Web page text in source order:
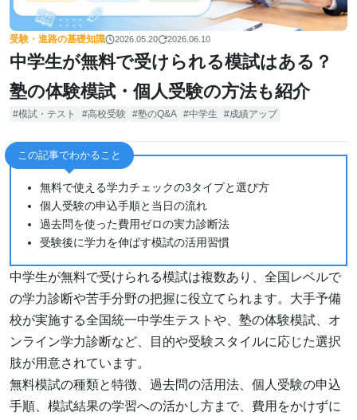
受験・進路の基礎知識 2026.05.20 2026.06.10
中学生が無料で受けられる模試はある？
塾の体験模試・個人受験の方法も紹介
模試・テスト 高校受験 塾のQ&A 中学生 成績アップ
この記事でわかること
無料で使える学力チェックの3タイプと選び方
個人受験の申込手順と当日の流れ
過去問を使った費用ゼロの実力診断法
受験後に学力を伸ばす模試の活用習慣
中学生が無料で受けられる模試は複数あり、全国レベルで
の学力診断や苦手分野の把握に役立てられます。大手予備
校が実施する全国統一中学生テストや、塾の体験模試、オ
ンライン学力診断など、目的や受験スタイルに応じた選択
肢が用意されています。
無料模試の種類と特徴、過去問の活用法、個人受験の申込
手順、模試結果の学習への活かし方まで、費用をかけずに